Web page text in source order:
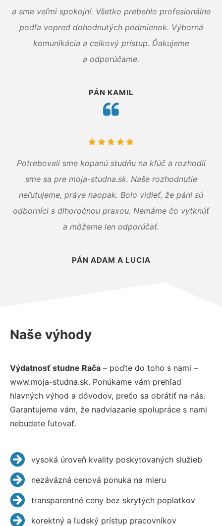
a sme veľmi spokojní. Všetko prebehlo profesionálne
podľa vopred dohodnutých podmienok. Výborná
komunikácia a celkový prístup. Ďakujeme
a odporúčame.
PÁN KAMIL
Potrebovali sme kopanú studňu na kľúč a rozhodli
sme sa pre moja-studna.sk. Naše rozhodnutie
neľutujeme, práve naopak. Bolo vidieť, že páni sú
odborníci s dlhoročnou praxou. Nemáme čo vytknúť
a môžeme len odporúčať.
PÁN ADAM A LUCIA
Naše výhody
Výdatnosť studne Rača – poďte do toho s nami –
www.moja-studna.sk. Ponúkame vám prehľad
hlavných výhod a dôvodov, prečo sa obrátiť na nás.
Garantujeme vám, že nadviazanie spolupráce s nami
nebudete ľutovať.
vysoká úroveň kvality poskytovaných služieb
nezáväzná cenová ponuka na mieru
transparentné ceny bez skrytých poplatkov
korektný a ľudský prístup pracovníkov